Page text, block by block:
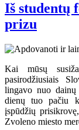
Iš studentų
prizu
Kai mūsų
pasirodžiusiais
lingavo nuo
dienų tuo pačiu
įspūdžių
Zvoleno miesto